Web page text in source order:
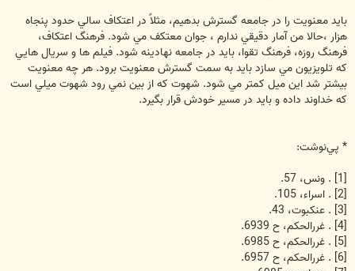
بايد معنويت را در جامعه گسترش بدهيم، مثلاً در اعتكاف سالي حدود پنجاه
هزار ،حالا من آمار دقيقي ندارم ، جوان معتكف مي شود. فرهنگ اعتكاف،
فرهنگ روزه، فرهنگ تقوا، بايد در جامعه نهادينه شود. فيلم ها و سريال هايي
كه تلويزيون مي سازد بايد به سمت گسترش معنويت برود. هر چه معنويت
بيشتر شد اين ميل كمتر مي شود. شهوت كه از بين نمي رود شهوت ميلي است
كه خداوند داده و بايد در مسير خودش قرار بگيرد.
* پي‌نوشت:
[1] . ونس، 57.
[2] . اسراء، 105.
[3] . عنكبوت، 43.
[4] . غررالحكم، ح 6939.
[5] . غررالحكم، ح 6985.
[6] . غررالحكم، ح 6957.